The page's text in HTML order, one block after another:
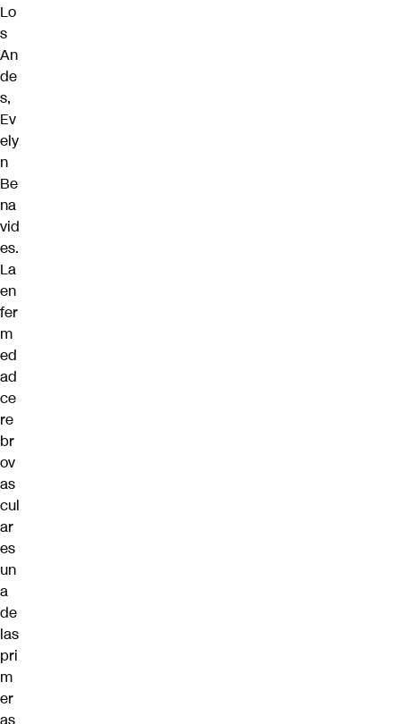
Lo
s
An
de
s,
Ev
ely
n
Be
na
vid
es.
La
en
fer
m
ed
ad
ce
re
br
ov
as
cul
ar
es
un
a
de
las
pri
m
er
as